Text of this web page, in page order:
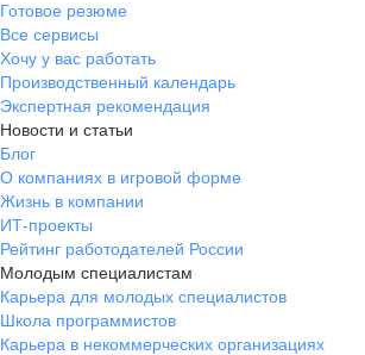
Готовое резюме
Все сервисы
Хочу у вас работать
Производственный календарь
Экспертная рекомендация
Новости и статьи
Блог
О компаниях в игровой форме
Жизнь в компании
ИТ-проекты
Рейтинг работодателей России
Молодым специалистам
Карьера для молодых специалистов
Школа программистов
Карьера в некоммерческих организациях